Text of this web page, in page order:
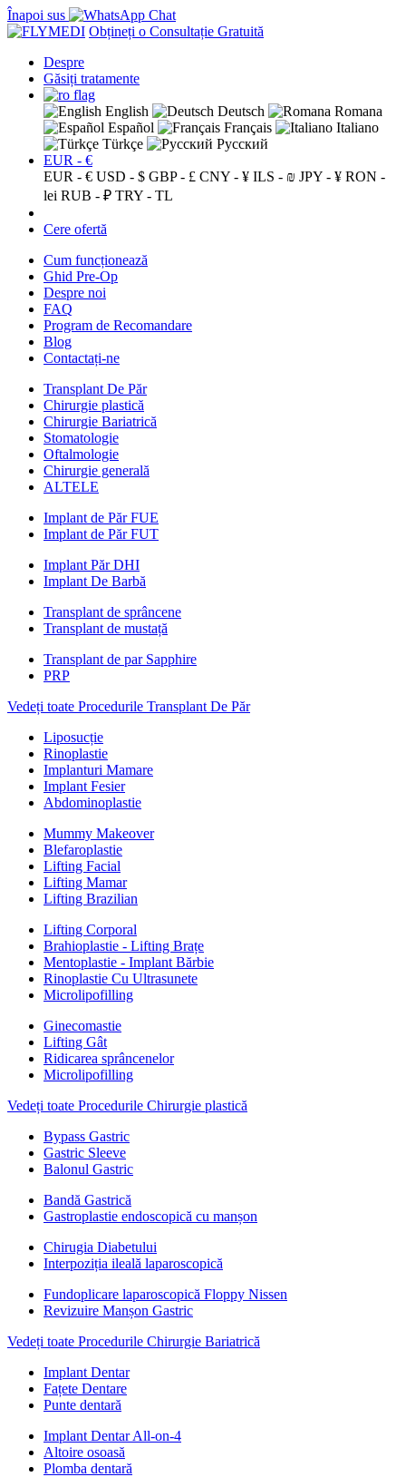
Înapoi sus
Obțineți o Consultație Gratuită
Despre
Găsiți tratamente
English Deutsch
Romana
Español
Français
Italiano
Türkçe
Русский
EUR - €
EUR - € USD - $ GBP - £ CNY - ¥ ILS - ₪ JPY - ¥ RON -
lei RUB - ₽ TRY - TL
Cere ofertă
Cum funcționează
Ghid Pre-Op
Despre noi
FAQ
Program de Recomandare
Blog
Contactați-ne
Transplant De Păr
Chirurgie plastică
Chirurgie Bariatrică
Stomatologie
Oftalmologie
Chirurgie generală
ALTELE
Implant de Păr FUE
Implant de Păr FUT
Implant Păr DHI
Implant De Barbă
Transplant de sprâncene
Transplant de mustață
Transplant de par Sapphire
PRP
Vedeți toate Procedurile Transplant De Păr
Liposucție
Rinoplastie
Implanturi Mamare
Implant Fesier
Abdominoplastie
Mummy Makeover
Blefaroplastie
Lifting Facial
Lifting Mamar
Lifting Brazilian
Lifting Corporal
Brahioplastie - Lifting Brațe
Mentoplastie - Implant Bărbie
Rinoplastie Cu Ultrasunete
Microlipofilling
Ginecomastie
Lifting Gât
Ridicarea sprâncenelor
Microlipofilling
Vedeți toate Procedurile Chirurgie plastică
Bypass Gastric
Gastric Sleeve
Balonul Gastric
Bandă Gastrică
Gastroplastie endoscopică cu manșon
Chirugia Diabetului
Interpoziția ileală laparoscopică
Fundoplicare laparoscopică Floppy Nissen
Revizuire Manșon Gastric
Vedeți toate Procedurile Chirurgie Bariatrică
Implant Dentar
Fațete Dentare
Punte dentară
Implant Dentar All-on-4
Altoire osoasă
Plomba dentară